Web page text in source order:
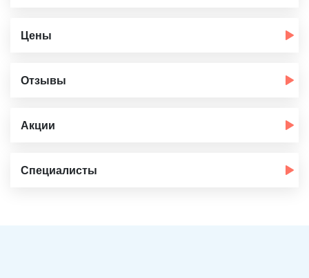
Цены
Отзывы
Акции
Специалисты